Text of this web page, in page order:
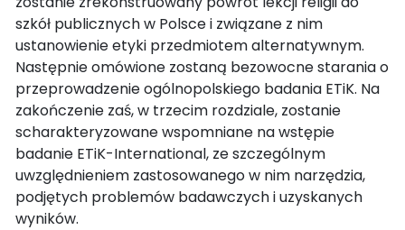
szkół publicznych w Polsce i związane z nim
ustanowienie etyki przedmiotem alternatywnym.
Następnie omówione zostaną bezowocne starania o
przeprowadzenie ogólnopolskiego badania ETiK. Na
zakończenie zaś, w trzecim rozdziale, zostanie
scharakteryzowane wspomniane na wstępie
badanie ETiK-International, ze szczególnym
uwzględnieniem zastosowanego w nim narzędzia,
podjętych problemów badawczych i uzyskanych
wyników.